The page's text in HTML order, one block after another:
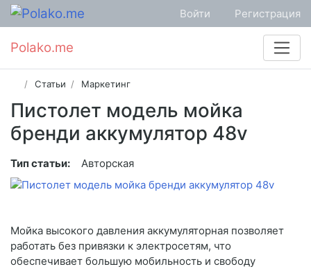
Войти Регистрация
Polako.me
Статьи Маркетинг
Пистолет модель мойка
бренди аккумулятор 48v
Тип статьи: Авторская
Мойка высокого давления аккумуляторная позволяет
работать без привязки к электросетям, что
обеспечивает большую мобильность и свободу